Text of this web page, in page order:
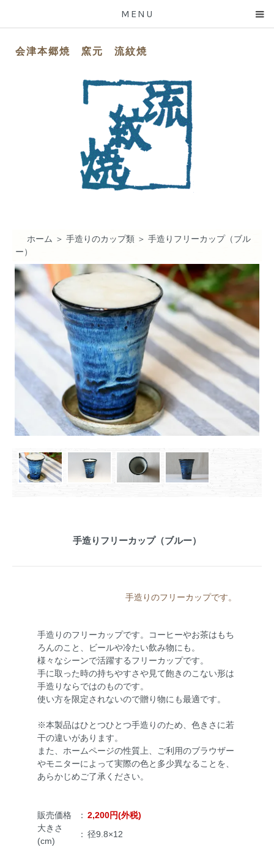
MENU
会津本郷焼 窯元 流紋焼
ホーム ＞手造りのカップ類 ＞手造りフリーカップ（ブル
ー）
手造りフリーカップ（ブルー）
手造りのフリーカップです。
手造りのフリーカップです。コーヒーやお茶はもち
ろんのこと、ビールや冷たい飲み物にも。
様々なシーンで活躍するフリーカップです。
手に取った時の持ちやすさや見て飽きのこない形は
手造りならではのものです。
使い方を限定されないので贈り物にも最適です。
※本製品はひとつひとつ手造りのため、色きさに若
干の違いがあります。
また、ホームページの性質上、ご利用のブラウザー
やモニターによって実際の色と多少異なることを、
あらかじめご了承ください。
販売価格 ： 2,200円(外税)
大きさ
(cm)
： 径9.8×12